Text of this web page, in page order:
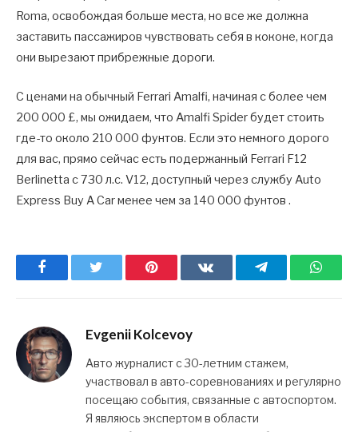
Roma, освобождая больше места, но все же должна
заставить пассажиров чувствовать себя в коконе, когда
они вырезают прибрежные дороги.
С ценами на обычный Ferrari Amalfi, начиная с более чем
200 000 £, мы ожидаем, что Amalfi Spider будет стоить
где-то около 210 000 фунтов. Если это немного дорого
для вас, прямо сейчас есть подержанный Ferrari F12
Berlinetta с 730 л.с. V12, доступный через службу Auto
Express Buy A Car менее чем за 140 000 фунтов .
Facebook Pinterest ВКонтактеTelegram
Evgenii Kolcevoy
Авто журналист с 30-летним стажем,
участвовал в авто-соревнованиях и регулярно
посещаю события, связанные с автоспортом.
Я являюсь экспертом в области